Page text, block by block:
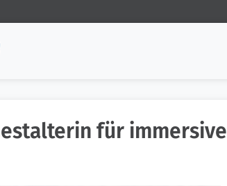
für immersive